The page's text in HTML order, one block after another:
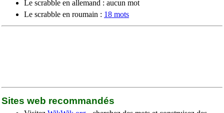
Le scrabble en allemand : aucun mot
Le scrabble en roumain : 18 mots
Sites web recommandés